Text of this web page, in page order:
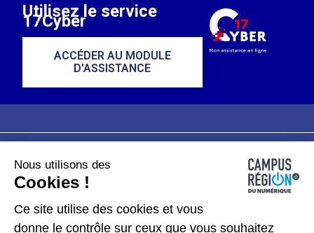
Utilisez le service
17Cyber
ACCÉDER AU MODULE
D'ASSISTANCE
Plan du site
Données personnelles
Nous utilisons des
Cookies !
Ce site utilise des cookies et vous
donne le contrôle sur ceux que vous souhaitez